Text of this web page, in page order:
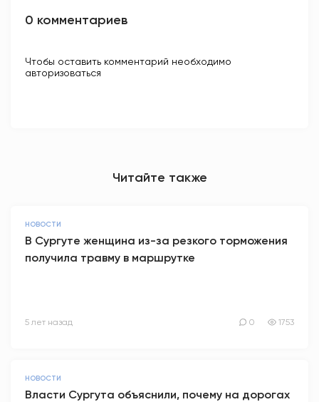
0 комментариев
Чтобы оставить комментарий необходимо
авторизоваться
Читайте также
НОВОСТИ
В Сургуте женщина из-за резкого торможения
получила травму в маршрутке
5 лет назад 0 1753
НОВОСТИ
Власти Сургута объяснили, почему на дорогах